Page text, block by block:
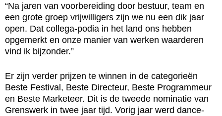
“Na jaren van voorbereiding door bestuur, team en
een grote groep vrijwilligers zijn we nu een dik jaar
open. Dat collega-podia in het land ons hebben
opgemerkt en onze manier van werken waarderen
vind ik bijzonder.”
Er zijn verder prijzen te winnen in de categorieën
Beste Festival, Beste Directeur, Beste Programmeur
en Beste Marketeer. Dit is de tweede nominatie van
Grenswerk in twee jaar tijd. Vorig jaar werd dance-